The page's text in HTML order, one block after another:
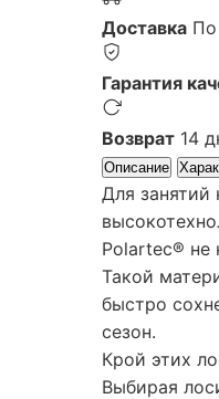
Доставка По
Гарантия
Возврат 14
Описание
Для занятий
Polartec® не
Такой
быстро
сезон.
Крой этих
Выбирая